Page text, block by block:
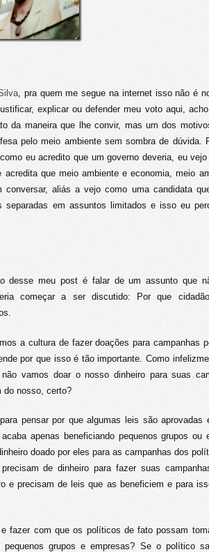
, pra quem me segue na internet isso não é
explicar ou defender meu voto aqui,
da maneira que lhe convir, mas um dos
pelo meio ambiente sem sombra de dúvida.
eu acredito que um governo deveria, eu
acredita que meio ambiente e economia, meio
conversar, aliás a vejo como uma candidata
separadas em assuntos limitados e isso eu
desse meu post é falar de um assunto que
começar a ser discutido: Por que
a cultura de fazer doações para campanhas
por que isso é tão importante. Como
vamos doar o nosso dinheiro para suas
do nosso, certo?
pensar por que algumas leis são
apenas beneficiando pequenos grupos ou
doado por eles para as campanhas dos
de dinheiro para fazer suas
e precisam de leis que as beneficiem e para
fazer com que os políticos de fato possam
pequenos grupos e empresas? Se o político